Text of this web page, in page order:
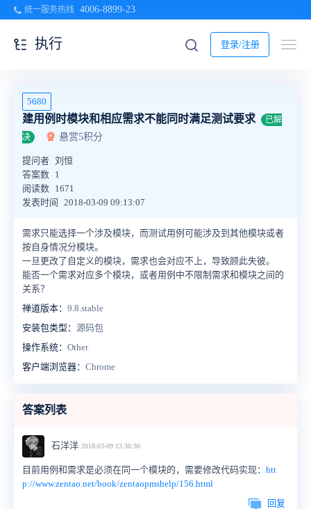
统一服务热线 4006-8899-23
登录/注册
执行
5680
建用例时模块和相应需求不能同时满足测试要求
已解
决
悬赏5积分
提问者 刘恒
答案数 1
阅读数 1671
发表时间
2018-03-09 09:13:07
需求只能选择一个涉及模块，而测试用例可能涉及到其他模块或者
按自身情况分模块。
一旦更改了自定义的模块，需求也会对应不上，导致顾此失彼。
能否一个需求对应多个模块，或者用例中不限制需求和模块之间的
关系？
禅道版本： 9.8.stable
安装包类型： 源码包
操作系统： Other
客户端浏览器： Chrome
答案列表
石洋洋 2018-03-09 13:30:30
目前用例和需求是必须在同一个模块的，需要修改代码实现： htt
p://www.zentao.net/book/zentaopmshelp/156.html
回复